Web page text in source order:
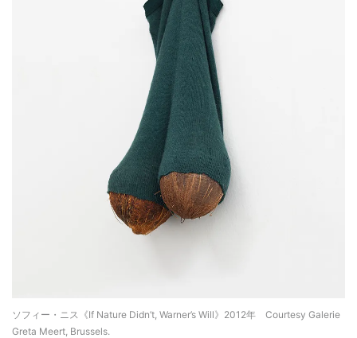
ソフィー・ニス《If Nature Didn’t, Warner’s Will》2012年 Courtesy Galerie
Greta Meert, Brussels.